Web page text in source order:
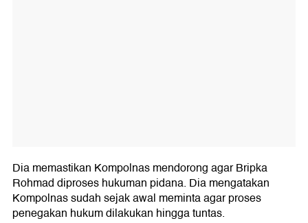
Dia memastikan Kompolnas mendorong agar Bripka
Rohmad diproses hukuman pidana. Dia mengatakan
Kompolnas sudah sejak awal meminta agar proses
penegakan hukum dilakukan hingga tuntas.